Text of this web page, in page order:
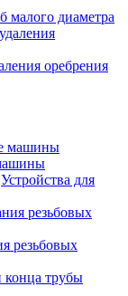
малого диаметра
оребрения
Устройства для
резьбовых